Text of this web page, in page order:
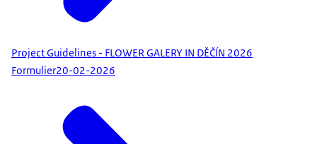
Project Guidelines - FLOWER GALERY IN DĚČÍN 2026
Formulier20-02-2026